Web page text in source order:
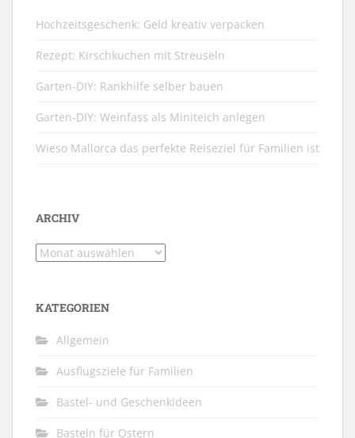
Hochzeitsgeschenk: Geld kreativ verpacken
Rezept: Kirschkuchen mit Streuseln
Garten-DIY: Rankhilfe selber bauen
Garten-DIY: Weinfass als Miniteich anlegen
Wieso Mallorca das perfekte Reiseziel für Familien ist
ARCHIV
Archiv
KATEGORIEN
Allgemein
Ausflugsziele für Familien
Bastel- und Geschenkideen
Basteln für Ostern